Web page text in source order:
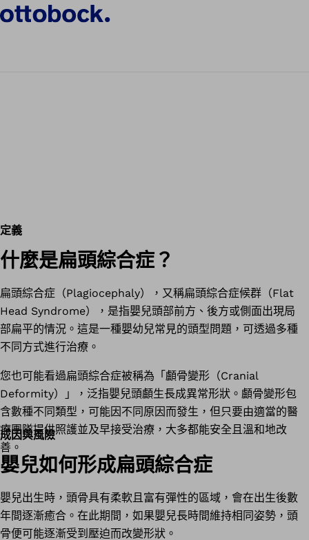
定義
什麼是扁頭綜合症？
扁頭綜合症（Plagiocephaly），又稱扁頭綜合症候群（Flat
Head Syndrome），是指嬰兒頭部前方、後方或側面出現局
部扁平的情況。這是一種嬰幼兒常見的頭型問題，可透過多種
不同方式進行治療。
您也可能看過扁頭綜合症被稱為「顱骨變形（Cranial
Deformity）」，泛指嬰兒頭顱生長成異常形狀。顱骨變形包
含數種不同類型，可能因不同原因而發生，但只要由適當的醫
療團隊提供照護並及早接受治療，大多都能安全且溫和地改
善。
成因與風險
嬰兒如何形成扁頭綜合症
嬰兒出生時，頭骨具有柔軟且富有彈性的區域，會在出生後數
年間逐漸癒合。在此期間，如果嬰兒長時間維持相同姿勢，頭
骨便可能逐漸受到壓迫而改變形狀。